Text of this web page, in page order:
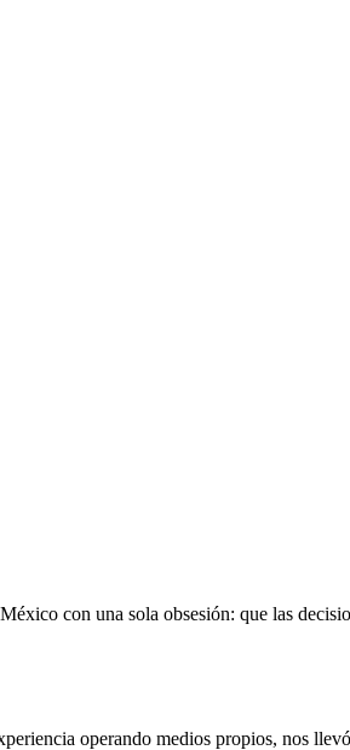
con una sola obsesión: que las
operando medios propios, nos